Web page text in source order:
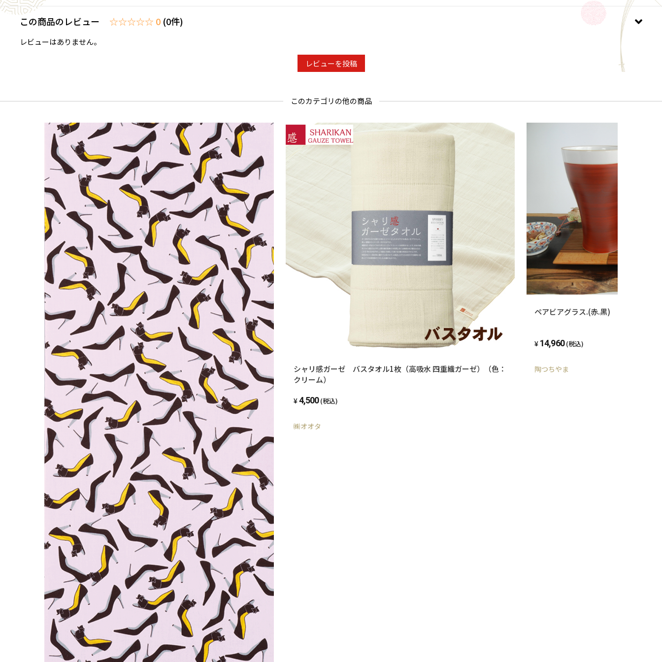
この商品のレビュー ☆☆☆☆☆ 0 (0件)
レビューはありません。
レビューを投稿
このカテゴリの他の商品
シャリ感ガーゼ バスタオル1枚（高吸水 四重織ガーゼ）（色：
クリーム）
4,500 (税込)
㈱オオタ
ペアビアグラス.(赤.黒)
14,960 (税込)
陶つちやま